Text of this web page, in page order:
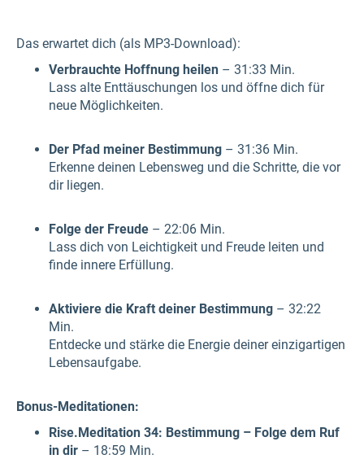
Das erwartet dich (als MP3-Download):
Verbrauchte Hoffnung heilen – 31:33 Min.
Lass alte Enttäuschungen los und öffne dich für
neue Möglichkeiten.
Der Pfad meiner Bestimmung – 31:36 Min.
Erkenne deinen Lebensweg und die Schritte, die vor
dir liegen.
Folge der Freude – 22:06 Min.
Lass dich von Leichtigkeit und Freude leiten und
finde innere Erfüllung.
Aktiviere die Kraft deiner Bestimmung – 32:22
Min.
Entdecke und stärke die Energie deiner einzigartigen
Lebensaufgabe.
Bonus-Meditationen:
Rise.Meditation 34: Bestimmung – Folge dem Ruf
in dir – 18:59 Min.